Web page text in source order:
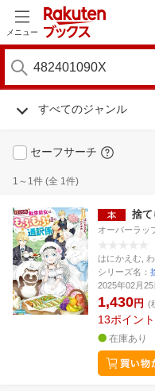
メニュー
すべてのジャンル
セーフサーチ
1～1件 (全 1件)
捨て
オーバーラッ
はにかえむ,
シリーズ名：
2025年02月
1,430円 (
13ポイント
在庫あり